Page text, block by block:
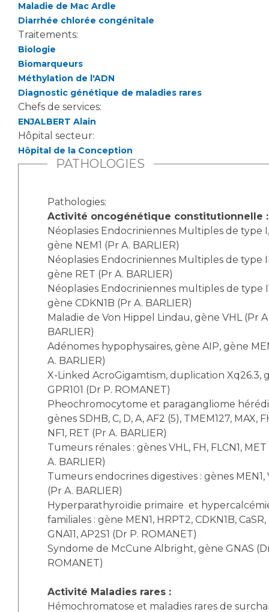
Maladie de Mac Ardle
Diarrhée chlorée congénitale
Traitements:
Biologie
Biomarqueurs
Méthylation de l'ADN
Diagnostic génétique de maladies rares
Chefs de services:
ENJALBERT Alain
Hôpital secteur:
Hôpital de la Conception
PATHOLOGIES
Pathologies:
Activité oncogénétique constitutionnelle :
Néoplasies Endocriniennes Multiples de type I,
gène NEM1 (Pr A. BARLIER)
Néoplasies Endocriniennes Multiples de type
gène RET (Pr A. BARLIER)
Néoplasies Endocriniennes multiples de type
gène CDKN1B (Pr A. BARLIER)
Maladie de Von Hippel Lindau, gène VHL (Pr
BARLIER)
Adénomes hypophysaires, gène AIP, gène
A. BARLIER)
X-Linked AcroGigamtism, duplication Xq26.3,
GPR101 (Dr P. ROMANET)
Pheochromocytome et paragangliome
gènes SDHB, C, D, A, AF2 (5), TMEM127, MAX,
NF1, RET (Pr A. BARLIER)
Tumeurs rénales : gènes VHL, FH, FLCN1,
A. BARLIER)
Tumeurs endocrines digestives : gènes MEN1,
(Pr A. BARLIER)
Hyperparathyroïdie primaire et
familiales : gène MEN1, HRPT2, CDKN1B, CaSR,
GNA11, AP2S1 (Dr P. ROMANET)
Syndome de McCune Albright, gène GNAS
ROMANET)
Activité Maladies rares :
Hémochromatose et maladies rares de